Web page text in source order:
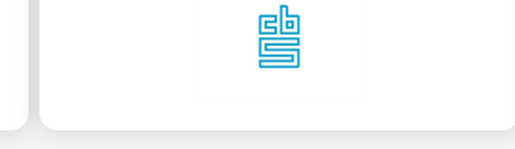
Bezoek hier AZW Statline, de databron voor
veel grafieken in ArbeidsmarktInBeeld